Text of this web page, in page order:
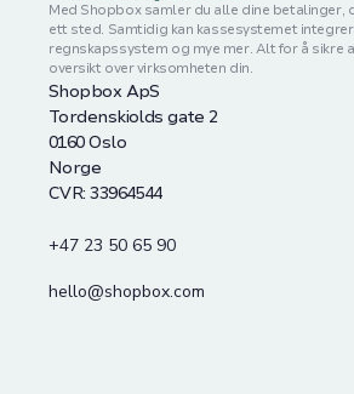
Med Shopbox samler du alle dine betalinger,
ett sted. Samtidig kan kassesystemet
regnskapssystem og mye mer. Alt for å sikre
oversikt over virksomheten din.
Shopbox ApS
Tordenskiolds gate 2
0160 Oslo
Norge
CVR: 33964544
+47 23 50 65 90
hello@shopbox.com